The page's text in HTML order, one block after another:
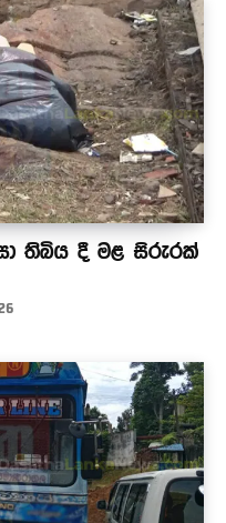
තිබිය දී මළ සිරුරක්